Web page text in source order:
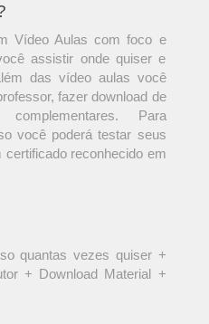
Vídeo Aulas com foco e
assistir onde quiser e
das vídeo aulas você
fazer download de
Para
você poderá testar seus
reconhecido em
quantas vezes quiser +
+ Download Material +